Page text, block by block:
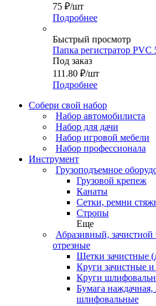
75 ₽/шт
Подробнее
Быстрый просмотр
Папка регистратор PVC
Под заказ
111.80 ₽/шт
Подробнее
Собери свой набор
Набор автомобилиста
Набор для дачи
Набор игровой мебели
Набор профессионала
Инструмент
Грузоподъемное
Грузовой крепеж
Канаты
Сетки, ремни
Стропы
Еще
Абразивный, зачистной
отрезные
Щетки зачистные
Круги зачистные и
Круги
Бумага
шлифовальные